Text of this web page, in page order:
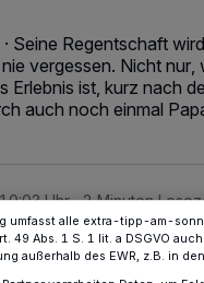
· Seine Regentschaft
vergessen. Nicht nur,
Erlebnis ist, kurz nach
auch noch einmal
Uhr 2 Minuten
Gerät zu. Durch Auswahl
für die unter „Wir und
um Ihnen Dienste
deaktiviert sind, sind
nicht mehr so relevant
wieder aufrufen, um Ihre
Sie in unserer
umfasst alle extra-tipp-am-
49 Abs. 1 S. 1 lit. a DSGVO
außerhalb des EWR, z.B. in